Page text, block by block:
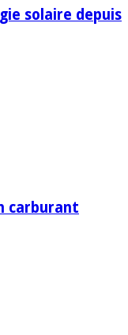
solaire depuis
carburant